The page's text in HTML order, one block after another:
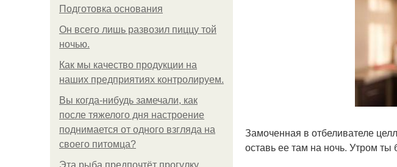
Подготовка основания
Он всего лишь развозил пиццу той
ночью.
Как мы качество продукции на
наших предприятиях контролируем.
Вы когда-нибудь замечали, как
после тяжелого дня настроение
поднимается от одного взгляда на
своего питомца?
Эта рыба предпочтёт прогулку
Замоченная в отбеливателе
оставь ее там на ночь. Утром ты